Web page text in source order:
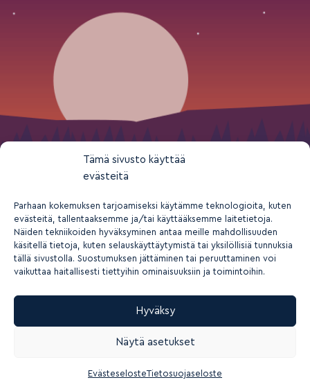
Tämä sivusto käyttää
evästeitä
Parhaan kokemuksen tarjoamiseksi käytämme teknologioita, kuten
evästeitä, tallentaaksemme ja/tai käyttääksemme laitetietoja.
Näiden tekniikoiden hyväksyminen antaa meille mahdollisuuden
käsitellä tietoja, kuten selauskäyttäytymistä tai yksilöllisiä tunnuksia
tällä sivustolla. Suostumuksen jättäminen tai peruuttaminen voi
vaikuttaa haitallisesti tiettyihin ominaisuuksiin ja toimintoihin.
Hyväksy
Näytä asetukset
EvästeselosteTietosuojaseloste
2026 © Suomen nuorisokeskusyhdistys ry
Tietosuoja- ja yksityisyys Rekisteriseloste
Saavutettavuusseloste Evästeasetukset